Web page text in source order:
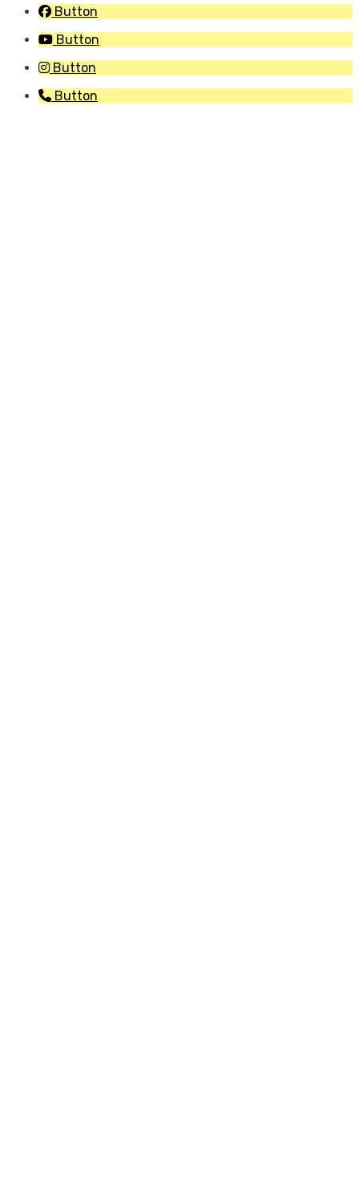
Button
Button
Button
Button